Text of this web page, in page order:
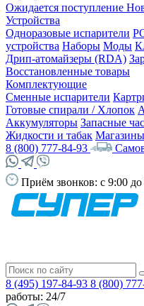
Ожидается поступление
Устройства
Одноразовые испарители
устройства Наборы Моды
Дрип-атомайзеры (RDA)
Восстановленные товары
Комплектующие
Сменные испарители
Готовые спирали / Хлопок
Аккумуляторы Запасные
Жидкости и табак Магазины
8 (800) 777-84-93
Приём звонков: с 9:00
8 (495) 197-84-93 8 (800)
работы: 24/7